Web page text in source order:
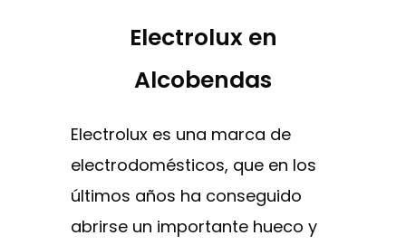
Electrolux en
Alcobendas
Electrolux es una marca de
electrodomésticos, que en los
últimos años ha conseguido
abrirse un importante hueco y